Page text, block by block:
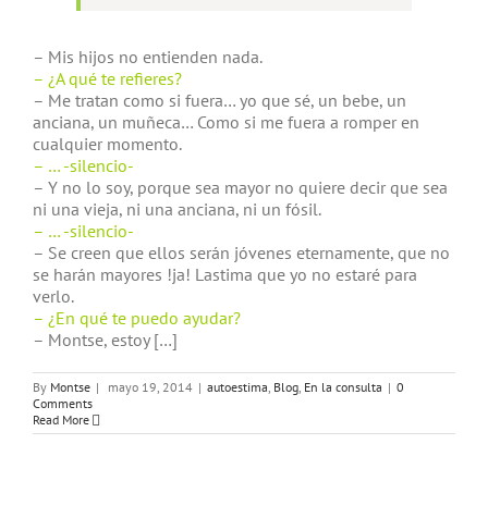
– Mis hijos no entienden nada.
– ¿A qué te refieres?
– Me tratan como si fuera… yo que sé, un bebe, un
anciana, un muñeca… Como si me fuera a romper en
cualquier momento.
– … -silencio-
– Y no lo soy, porque sea mayor no quiere decir que sea
ni una vieja, ni una anciana, ni un fósil.
– … -silencio-
– Se creen que ellos serán jóvenes eternamente, que no
se harán mayores !ja! Lastima que yo no estaré para
verlo.
– ¿En qué te puedo ayudar?
– Montse, estoy […]
By Montse | mayo 19, 2014 | autoestima, Blog, En la consulta | 0
Comments
Read More